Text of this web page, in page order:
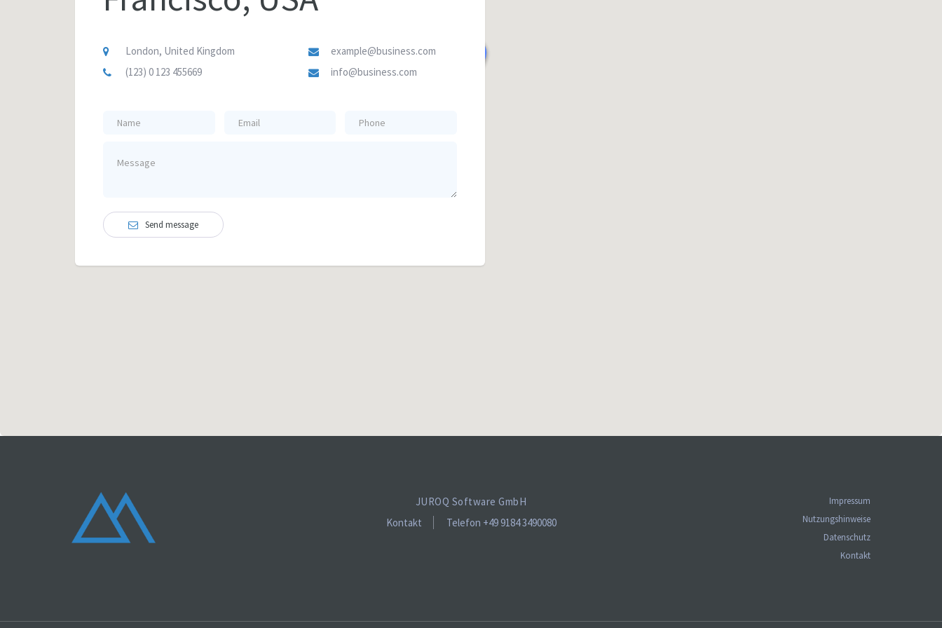
London, United Kingdom
(123) 0 123 455669
example@business.com
info@business.com
Send message
JUROQ Software GmbH
Kontakt
Telefon +49 9184 3490080
Impressum
Nutzungshinweise
Datenschutz
Kontakt